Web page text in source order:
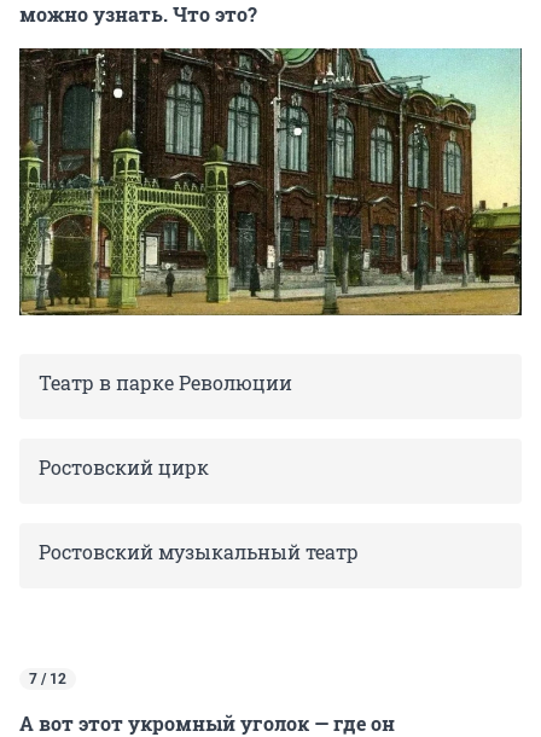
можно узнать. Что это?
Театр в парке Революции
Ростовский цирк
Ростовский музыкальный театр
7 / 12
А вот этот укромный уголок — где он